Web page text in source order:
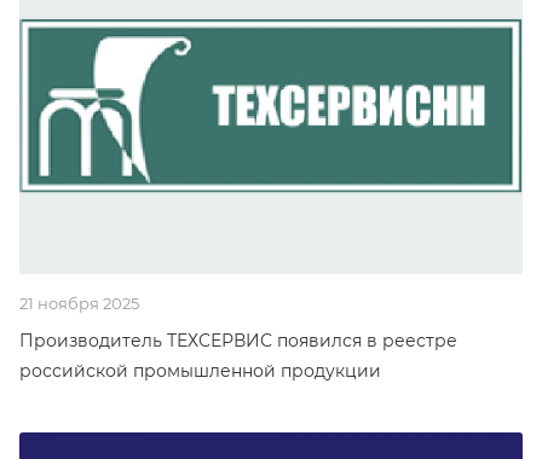
21 ноября 2025
Производитель ТЕХСЕРВИС появился в реестре
российской промышленной продукции